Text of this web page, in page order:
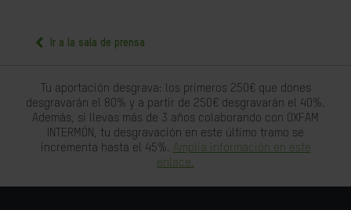
Ir a la sala de prensa
Tu aportación desgrava: los primeros 250€ que dones
desgravarán el 80% y a partir de 250€ desgravarán el 40%.
Además, si llevas más de 3 años colaborando con OXFAM
INTERMÓN, tu desgravación en este último tramo se
incrementa hasta el 45%. Amplia información en este
enlace.